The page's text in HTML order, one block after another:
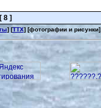
8 ]
] [ТТХ] [фотографии и рисунки]